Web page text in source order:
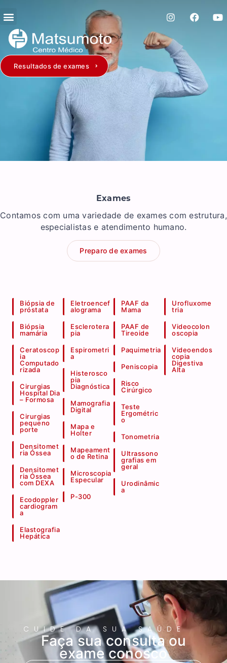
Resultados de exames
Exames
Contamos com uma variedade de exames com estrutura,
especialistas e atendimento humano.
Preparo de exames
Biópsia de
próstata
Biópsia
mamária
Ceratoscop
ia
Computado
rizada
Cirurgias
Hospital Dia
– Formosa
Cirurgias
pequeno
porte
Densitomet
ria Óssea
Densitomet
ria Óssea
com DEXA
Ecodoppler
cardiogram
a
Elastografia
Hepática
Eletroencef
alograma
Esclerotera
pia
Espirometri
a
Histerosco
pia
Diagnóstica
Mamografia
Digital
Mapa e
Holter
Mapeament
o de Retina
Microscopia
Especular
P-300
PAAF da
Mama
PAAF de
Tireoide
Paquimetria
Peniscopia
Risco
Cirúrgico
Teste
Ergométric
o
Tonometria
Ultrassono
grafias em
geral
Urodinâmic
a
Urofluxome
tria
Videocolon
oscopia
Videoendos
copia
Digestiva
Alta
CUIDE DA SUA SAÚDE
Faça sua consulta ou
exame conosco